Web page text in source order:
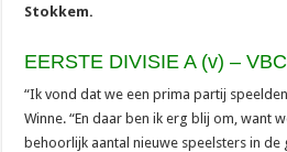
Stokkem.
EERSTE DIVISIE A (v) –
“Ik vond dat we een prima partij
Winne. “En daar ben ik erg blij om, want
behoorlijk aantal nieuwe speelsters in de